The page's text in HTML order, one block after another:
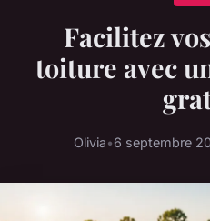
Facilitez
toiture avec
Olivia•6 septembre